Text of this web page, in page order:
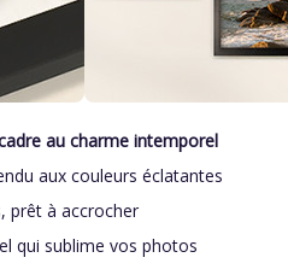
au charme intemporel
aux couleurs éclatantes
prêt à accrocher
qui sublime vos photos